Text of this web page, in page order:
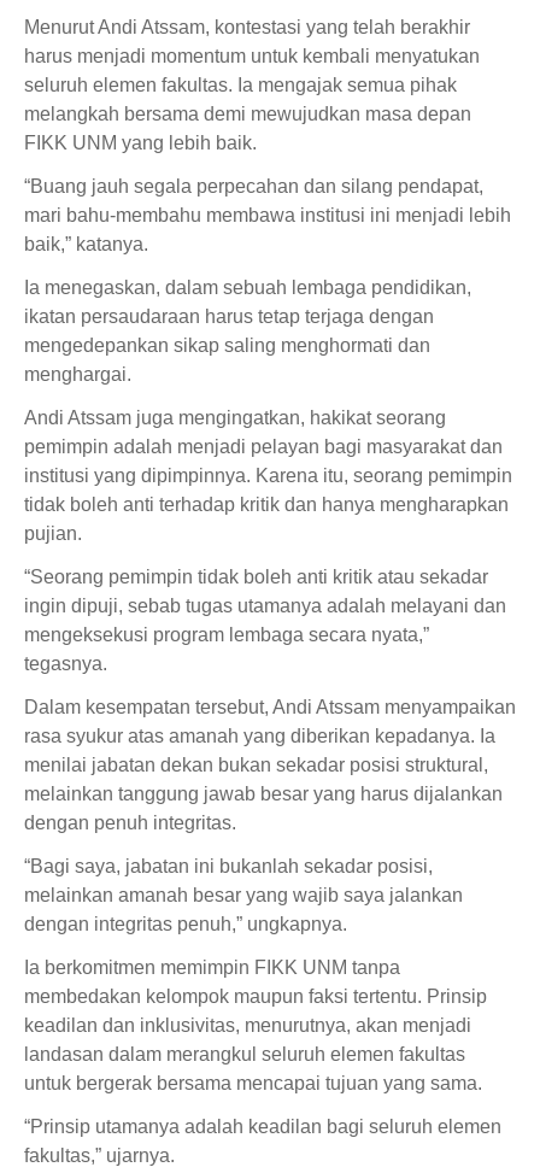
Menurut Andi Atssam, kontestasi yang telah berakhir
harus menjadi momentum untuk kembali menyatukan
seluruh elemen fakultas. Ia mengajak semua pihak
melangkah bersama demi mewujudkan masa depan
FIKK UNM yang lebih baik.
“Buang jauh segala perpecahan dan silang pendapat,
mari bahu-membahu membawa institusi ini menjadi lebih
baik,” katanya.
Ia menegaskan, dalam sebuah lembaga pendidikan,
ikatan persaudaraan harus tetap terjaga dengan
mengedepankan sikap saling menghormati dan
menghargai.
Andi Atssam juga mengingatkan, hakikat seorang
pemimpin adalah menjadi pelayan bagi masyarakat dan
institusi yang dipimpinnya. Karena itu, seorang pemimpin
tidak boleh anti terhadap kritik dan hanya mengharapkan
pujian.
“Seorang pemimpin tidak boleh anti kritik atau sekadar
ingin dipuji, sebab tugas utamanya adalah melayani dan
mengeksekusi program lembaga secara nyata,”
tegasnya.
Dalam kesempatan tersebut, Andi Atssam menyampaikan
rasa syukur atas amanah yang diberikan kepadanya. Ia
menilai jabatan dekan bukan sekadar posisi struktural,
melainkan tanggung jawab besar yang harus dijalankan
dengan penuh integritas.
“Bagi saya, jabatan ini bukanlah sekadar posisi,
melainkan amanah besar yang wajib saya jalankan
dengan integritas penuh,” ungkapnya.
Ia berkomitmen memimpin FIKK UNM tanpa
membedakan kelompok maupun faksi tertentu. Prinsip
keadilan dan inklusivitas, menurutnya, akan menjadi
landasan dalam merangkul seluruh elemen fakultas
untuk bergerak bersama mencapai tujuan yang sama.
“Prinsip utamanya adalah keadilan bagi seluruh elemen
fakultas,” ujarnya.